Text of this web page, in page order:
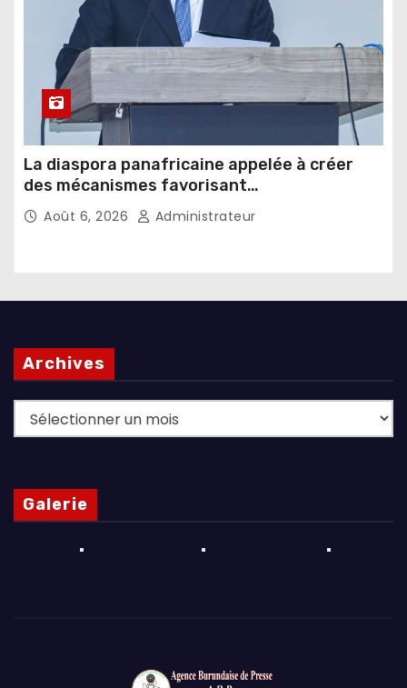
La diaspora panafricaine appelée à créer
des mécanismes favorisant
l’investissement dans les pays d’origine
Août 6, 2026 Administrateur
Archives
Archives
Galerie